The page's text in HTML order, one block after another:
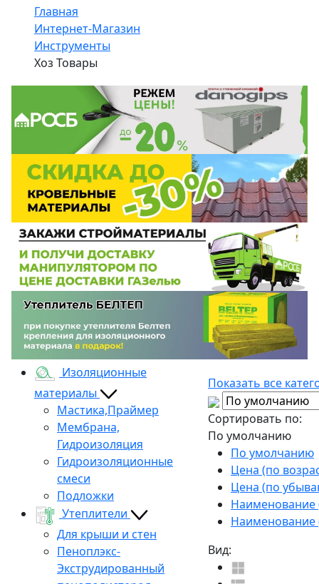
Главная
Интернет-Магазин
Инструменты
Хоз Товары
Изоляционные
материалы
Мастика,Праймер
Мембрана,
Гидроизоляция
Гидроизоляционные
смеси
Подложки
Утеплители
Для крыши и стен
Пеноплэкс-
Экструдированный
Показать все
Сортировать по:
По умолчанию
По умолчанию
Цена (по
Цена (по
Наименование
Наименование
Вид: